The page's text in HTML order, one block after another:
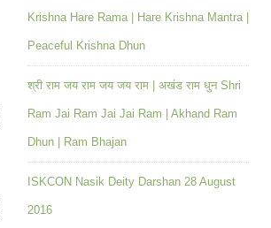
Krishna Hare Rama | Hare Krishna Mantra |
Peaceful Krishna Dhun
श्री राम जय राम जय जय राम | अखंड राम धुन Shri
Ram Jai Ram Jai Jai Ram | Akhand Ram
Dhun | Ram Bhajan
ISKCON Nasik Deity Darshan 28 August
2016